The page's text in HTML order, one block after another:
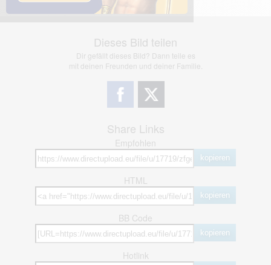
Dieses Bild teilen
Dir gefällt dieses Bild? Dann teile es
mit deinen Freunden und deiner Familie.
Share Links
Empfohlen
kopieren
HTML
kopieren
BB Code
kopieren
Hotlink